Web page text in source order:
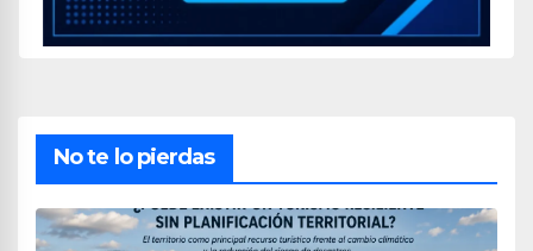
No te lo pierdas